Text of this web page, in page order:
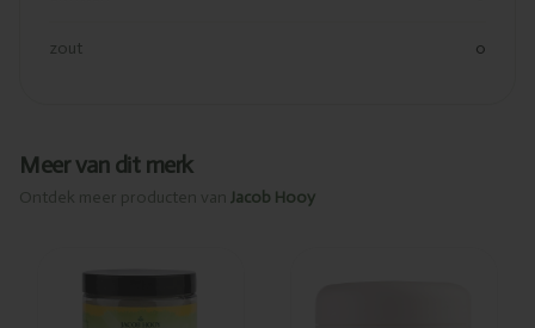
zout 0
Meer van dit merk
Ontdek meer producten van Jacob Hooy
Toegevoegd